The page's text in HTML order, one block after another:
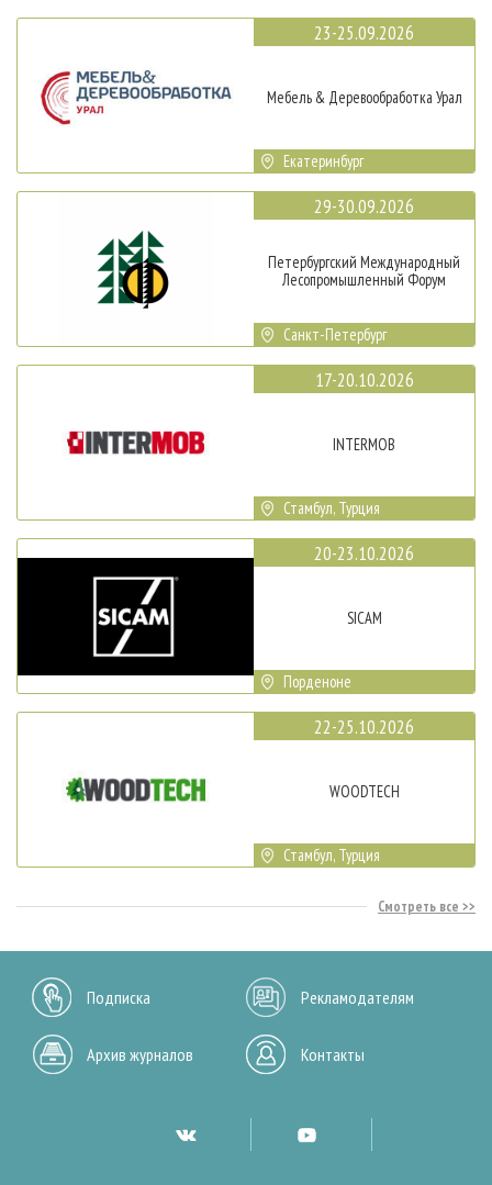
23-25.09.2026
Мебель & Деревообработка Урал
Екатеринбург
29-30.09.2026
Петербургский Международный
Лесопромышленный Форум
Санкт-Петербург
17-20.10.2026
INTERMOB
Стамбул, Турция
20-23.10.2026
SICAM
Порденоне
22-25.10.2026
WOODTECH
Стамбул, Турция
Смотреть все
Подписка Рекламодателям
Архив журналов Контакты